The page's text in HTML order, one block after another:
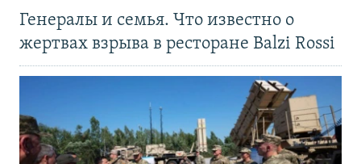
Генералы и семья. Что известно о
жертвах взрыва в ресторане Balzi Rossi